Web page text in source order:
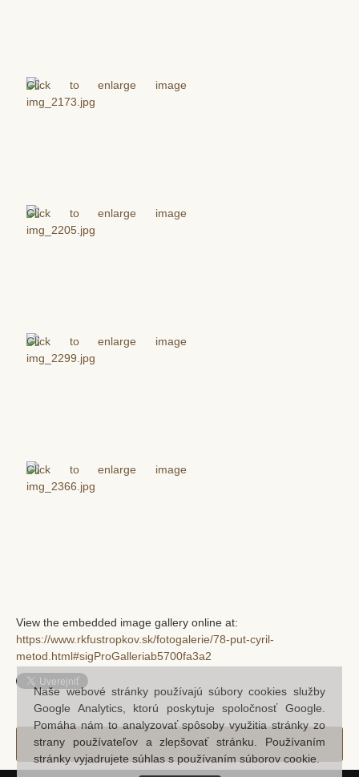
View the embedded image gallery online at:
https://www.rkfustropkov.sk/fotogalerie/78-put-cyril-
metod.html#sigProGalleriab5700fa3a2
Naše webové stránky používajú súbory cookies služby
Google Analytics, ktorú poskytuje spoločnosť Google.
Pomáha nám to analyzovať spôsoby využitia stránky zo
strany používateľov a zlepšovať stránku. Používaním
stránky vyjadrujete súhlas s používaním súborov cookie.